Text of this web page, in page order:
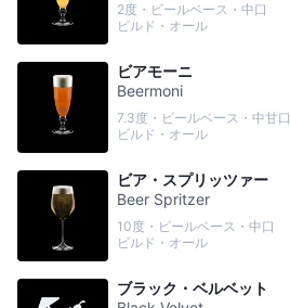
2度・ビールベース・中口
ビルド・オール
ビアモーニ
Beermoni
7.3度・ビールベース・中甘口
ビルド・オール
ビア・スプリッツァー
Beer Spritzer
10度・ビールベース・中口
ビルド・オール
ブラック・ベルベット